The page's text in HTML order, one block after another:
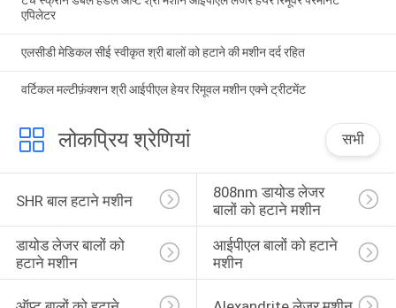
एपिलेटर
एलसीडी मेडिकल सीई स्वीकृत श्री बालों को हटाने की मशीन दर्द रहित
वर्टिकल मल्टीफ़ंक्शन श्री आईपीएल हेयर रिमूवल मशीन एक्ने ट्रीटमेंट
लोकप्रिय श्रेणियां सभी
SHR बाल हटाने मशीन
808nm डायोड लेजर
बालों को हटाने मशीन
डायोड लेजर बालों को
हटाने मशीन
आईपीएल बालों को हटाने
मशीन